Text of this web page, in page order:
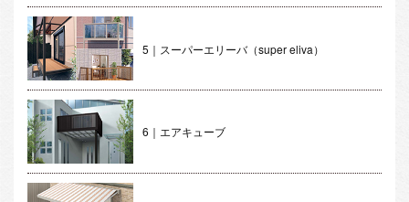
5｜スーパーエリーバ（super eliva）
6｜エアキューブ